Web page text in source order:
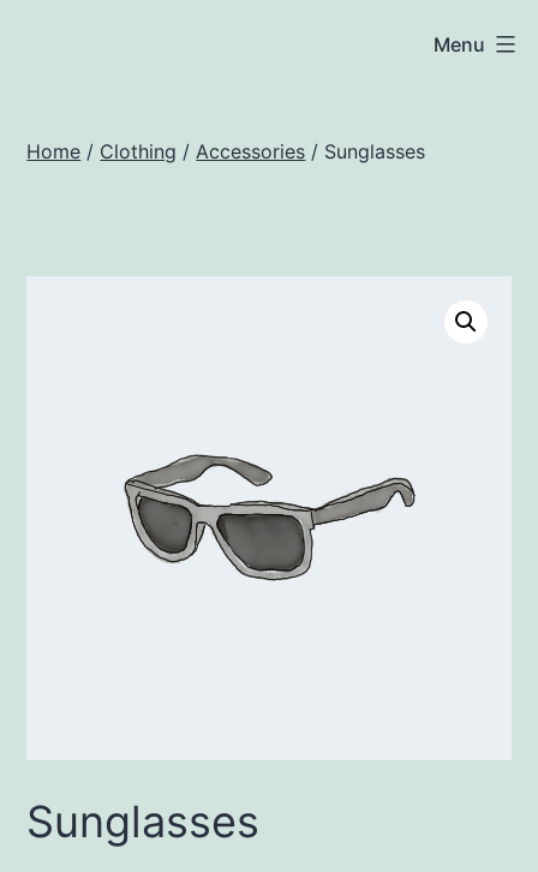
Menu
Home / Clothing / Accessories / Sunglasses
Sunglasses